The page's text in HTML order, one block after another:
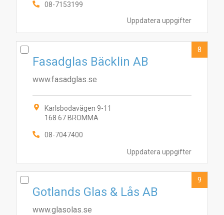
Uppdatera uppgifter
08-7153199
Uppdatera uppgifter
Fasadglas Bäcklin AB
www.fasadglas.se
Karlsbodavägen 9-11
168 67 BROMMA
08-7047400
8
Gotlands Glas & Lås AB
www.glasolas.se
9